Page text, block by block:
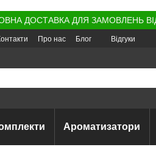
ДОСТАВКА ДЛЯ ЗАМОВЛЕНЬ
Про нас Блог Відгуки
Ароматизатори